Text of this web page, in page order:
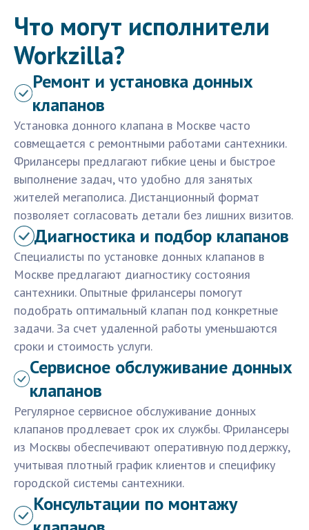
Что могут исполнители
Workzilla?
Ремонт и установка донных
клапанов
Установка донного клапана в Москве часто
совмещается с ремонтными работами сантехники.
Фрилансеры предлагают гибкие цены и быстрое
выполнение задач, что удобно для занятых
жителей мегаполиса. Дистанционный формат
позволяет согласовать детали без лишних визитов.
Диагностика и подбор клапанов
Специалисты по установке донных клапанов в
Москве предлагают диагностику состояния
сантехники. Опытные фрилансеры помогут
подобрать оптимальный клапан под конкретные
задачи. За счет удаленной работы уменьшаются
сроки и стоимость услуги.
Сервисное обслуживание донных
клапанов
Регулярное сервисное обслуживание донных
клапанов продлевает срок их службы. Фрилансеры
из Москвы обеспечивают оперативную поддержку,
учитывая плотный график клиентов и специфику
городской системы сантехники.
Консультации по монтажу